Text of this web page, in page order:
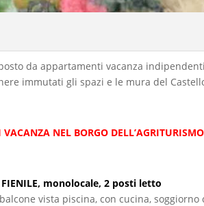
da appartamenti vacanza
immutati gli spazi e le mura del
NEL BORGO
FIENILE, monolocale,2 posti letto
vista piscina, con cucina,